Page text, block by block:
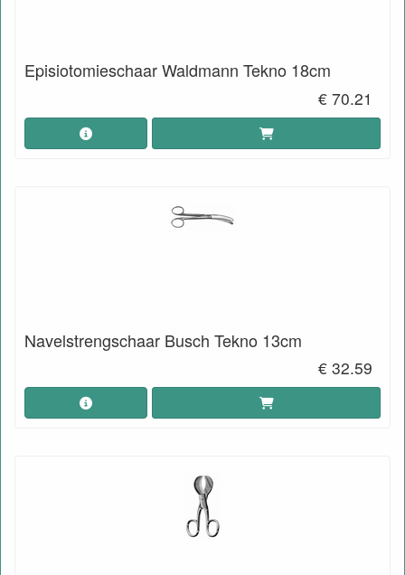
Episiotomieschaar Waldmann Tekno 18cm
€ 70.21
Navelstrengschaar Busch Tekno 13cm
€ 32.59